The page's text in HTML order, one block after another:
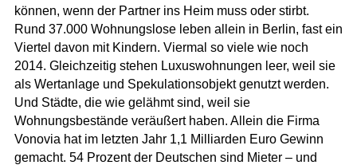
können, wenn der Partner ins Heim muss oder stirbt.
Rund 37.000 Wohnungslose leben allein in Berlin, fast ein
Viertel davon mit Kindern. Viermal so viele wie noch
2014. Gleichzeitig stehen Luxuswohnungen leer, weil sie
als Wertanlage und Spekulationsobjekt genutzt werden.
Und Städte, die wie gelähmt sind, weil sie
Wohnungsbestände veräußert haben. Allein die Firma
Vonovia hat im letzten Jahr 1,1 Milliarden Euro Gewinn
gemacht. 54 Prozent der Deutschen sind Mieter – und